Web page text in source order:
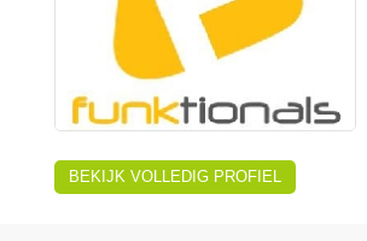
BEKIJK VOLLEDIG PROFIEL